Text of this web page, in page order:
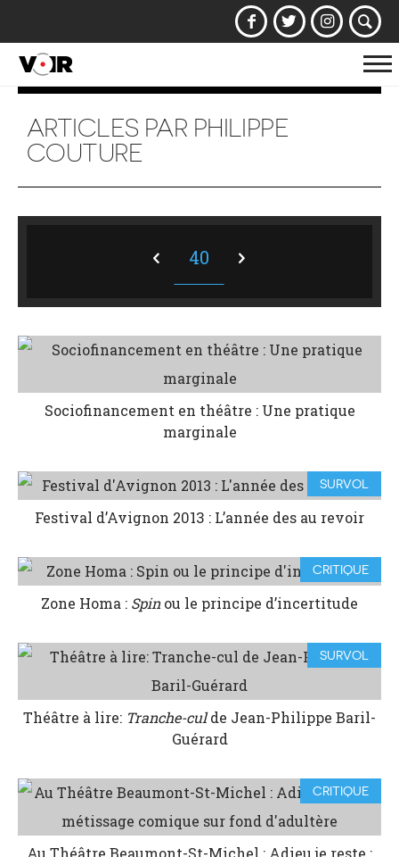
la
ARTICLES PAR PHILIPPE
COUTURE
40
Sociofinancement en théâtre : Une pratique
marginale
SURVOL
Festival d’Avignon 2013 : L’année des au revoir
CRITIQUE
Zone Homa : Spinou le principe d’incertitude
SURVOL
Théâtre à lire: Tranche-culde Jean-Philippe Baril-
Guérard
CRITIQUE
Au Théâtre Beaumont-St-Michel : Adieu je reste :